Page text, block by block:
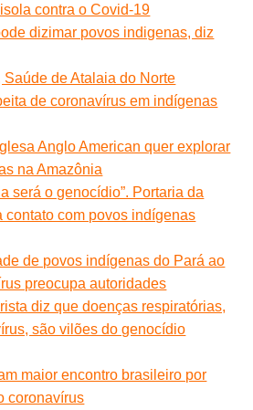
contra o Covid-19
dizimar povos indigenas, diz
Saúde de Atalaia do Norte
de coronavírus em indígenas
Anglo American quer explorar
na Amazônia
será o genocídio”. Portaria da
contato com povos indígenas
de povos indígenas do Pará ao
preocupa autoridades
diz que doenças respiratórias,
são vilões do genocídio
maior encontro brasileiro por
coronavírus